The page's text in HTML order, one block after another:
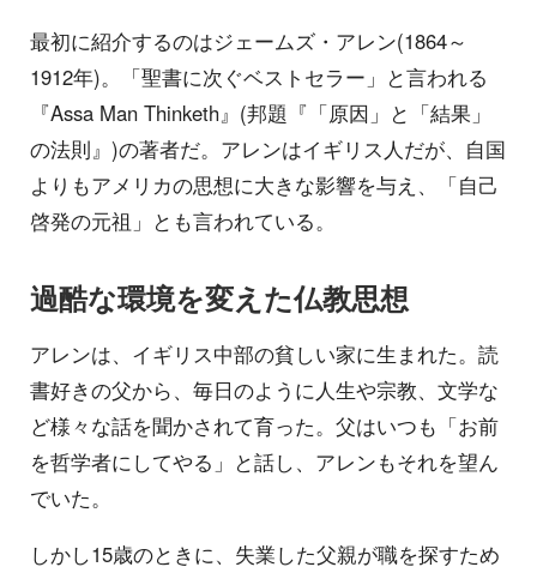
最初に紹介するのはジェームズ・アレン(1864～
1912年)。「聖書に次ぐベストセラー」と言われる
『Assa Man Thinketh』(邦題『「原因」と「結果」
の法則』)の著者だ。アレンはイギリス人だが、自国
よりもアメリカの思想に大きな影響を与え、「自己
啓発の元祖」とも言われている。
過酷な環境を変えた仏教思想
アレンは、イギリス中部の貧しい家に生まれた。読
書好きの父から、毎日のように人生や宗教、文学な
ど様々な話を聞かされて育った。父はいつも「お前
を哲学者にしてやる」と話し、アレンもそれを望ん
でいた。
しかし15歳のときに、失業した父親が職を探すため